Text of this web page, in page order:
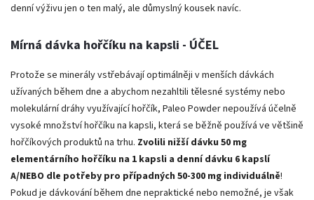
denní výživu jen o ten malý, ale důmyslný kousek navíc.
Mírná dávka hořčíku na kapsli - ÚČEL
Protože se minerály vstřebávají optimálněji v menších dávkách
užívaných během dne a abychom nezahltili tělesné systémy nebo
molekulární dráhy využívající hořčík, Paleo Powder nepoužívá účelně
vysoké množství hořčíku na kapsli, která se běžně používá ve většině
hořčíkových produktů na trhu. Zvolili nižší dávku 50 mg
elementárního hořčíku na 1 kapsli a denní dávku 6 kapslí
A/NEBO dle potřeby pro případných 50-300 mg individuálně!
Pokud je dávkování během dne nepraktické nebo nemožné, je však